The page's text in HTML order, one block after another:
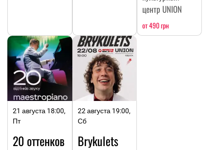
центр UNION
от 490 грн
21 августа 18:00,
Пт
20 оттенков
22 августа 19:00,
Сб
Brykulets